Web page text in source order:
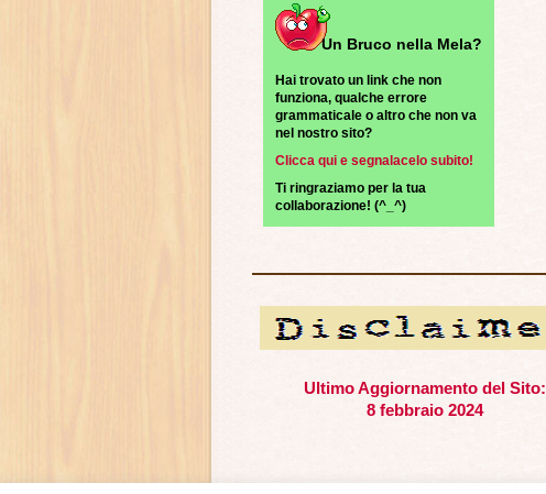
Un Bruco nella Mela?
Hai trovato un link che non
funziona, qualche errore
grammaticale o altro che non va
nel nostro sito?
Clicca qui e segnalacelo subito!
Ti ringraziamo per la tua
collaborazione! (^_^)
Ultimo Aggiornamento del Sito:
8 febbraio 2024